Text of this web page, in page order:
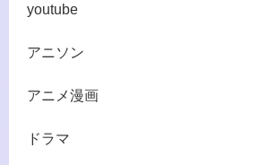
youtube
アニソン
アニメ漫画
ドラマ